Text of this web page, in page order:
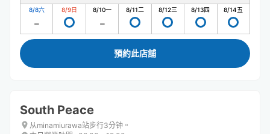
8/8六 8/9日 8/10一 8/11二 8/12三 8/13四 8/14五
預約此店舖
South Peace
从minamiurawa站步行3分钟。